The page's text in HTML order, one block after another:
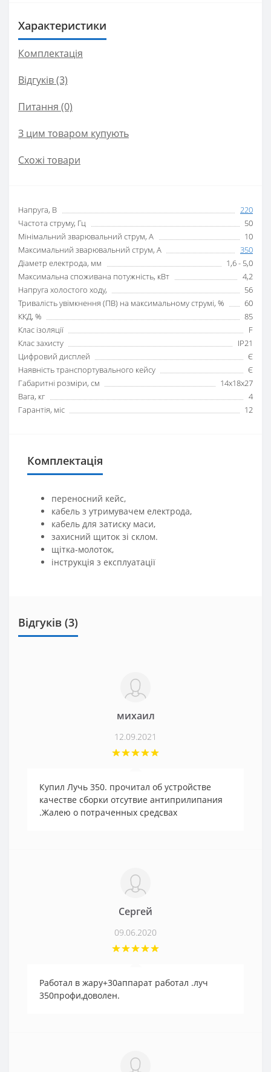
Характеристики
Комплектація
Відгуків (3)
Питання (0)
З цим товаром купують
Схожі товари
Напруга, В
220
Частота струму, Гц
50
Мінімальний зварювальний струм, А
10
Максимальний зварювальний струм, А
350
Діаметр електрода, мм
1,6 - 5,0
Максимальна споживана потужність, кВт
4,2
Напруга холостого ходу,
56
Тривалість увімкнення (ПВ) на максимальному струмі, %
60
ККД, %
85
Клас ізоляції
F
Клас захисту
IP21
Цифровий дисплей
Є
Наявність транспортувального кейсу
Є
Габаритні розміри, см
14х18х27
Вага, кг
4
Гарантія, міс
12
Комплектація
переносний кейс,
кабель з утримувачем електрода,
кабель для затиску маси,
захисний щиток зі склом.
щітка-молоток,
інструкція з експлуатації
Відгуків (3)
михаил
12.09.2021
Купил Лучь 350. прочитал об устройстве
качестве сборки отсутвие антиприлипания
.Жалею о потраченных средсвах
Сергей
09.06.2020
Работал в жару+30аппарат работал .луч
350профи,доволен.